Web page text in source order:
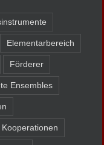
Elementarbereich
Förderer
Ensembles
Kooperationen